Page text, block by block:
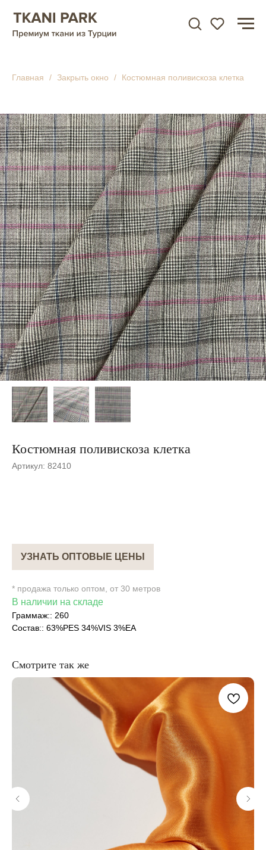
Главная Закрыть окно Костюмная поливискоза клетка
Костюмная поливискоза клетка
Артикул: 82410
УЗНАТЬ ОПТОВЫЕ ЦЕНЫ
* продажа только оптом, от 30 метров
В наличии на складе
Граммаж:: 260
Состав:: 63%PES 34%VIS 3%EA
Смотрите так же